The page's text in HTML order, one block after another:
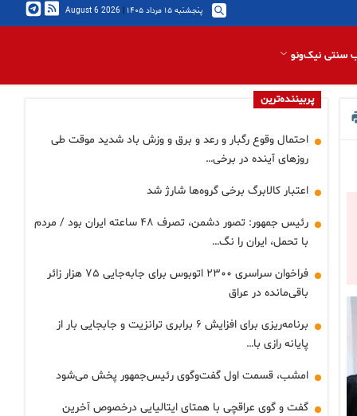
پنجشنبه ۱۵ مرداد ۱۴۰۵ |
2026 August 6
سنتی نیک‌ونو
پربیننده‌ترین
احتمال وقوع رگبار و رعد و برق و وزش باد شدید موقت طی
روزهای آینده در برخی…
اعتبار کالابرگ برخی گروه‌ها شارژ شد
رئیس جمهور: تصور دشمن، تصرف ۴۸ ساعته ایران بود / مردم
با تحمل، ایران را نگ…
فراخوان سراسری ۲۳۰۰ اتوبوس برای جابه‌جایی ۷۵ هزار زائر
باقی‌مانده در عراق
برنامه‌ریزی برای افزایش ۶ برابری ترانزیت و جابجایی بار از
پایانه رازی با…
امشب، قسمت اول گفت‌وگوی رئیس‌جمهور پخش می‌شود
گفت و گوی عراقچی با همتای ایتالیایی درخصوص آخرین